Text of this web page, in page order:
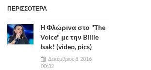
ΠΕΡΙΣΣΟΤΕΡΑ
Η Φλώρινα στο "The
Voice" με την Billie
Isak! (video, pics)
Δεκέμβριος 8, 2016
00:32